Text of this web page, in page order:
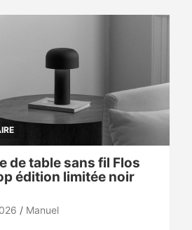
de table sans fil Flos
édition limitée noir
Manuel